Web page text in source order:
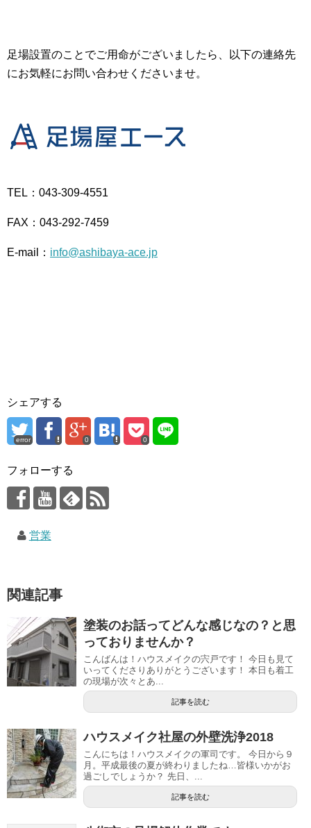
足場設置のことでご用命がございましたら、以下の連絡先
にお気軽にお問い合わせくださいませ。
TEL：043-309-4551
FAX：043-292-7459
E-mail： info@ashibaya-ace.jp
シェアする
error 0 0
フォローする
営業
関連記事
塗装のお話ってどんな感じなの？と思
っておりませんか？
こんばんは！ハウスメイクの宍戸です！ 今日も見て
いってくださりありがとうございます！ 本日も着工
の現場が次々とあ...
記事を読む
ハウスメイク社屋の外壁洗浄2018
こんにちは！ハウスメイクの軍司です。 今日から９
月。平成最後の夏が終わりましたね…皆様いかがお
過ごしでしょうか？ 先日、...
記事を読む